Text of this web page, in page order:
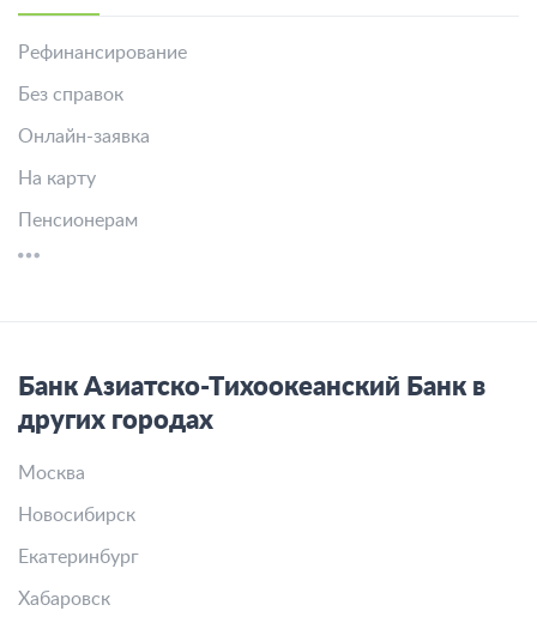
Рефинансирование
Без справок
Онлайн-заявка
На карту
Пенсионерам
Банк Азиатско-Тихоокеанский Банк в
других городах
Москва
Новосибирск
Екатеринбург
Хабаровск